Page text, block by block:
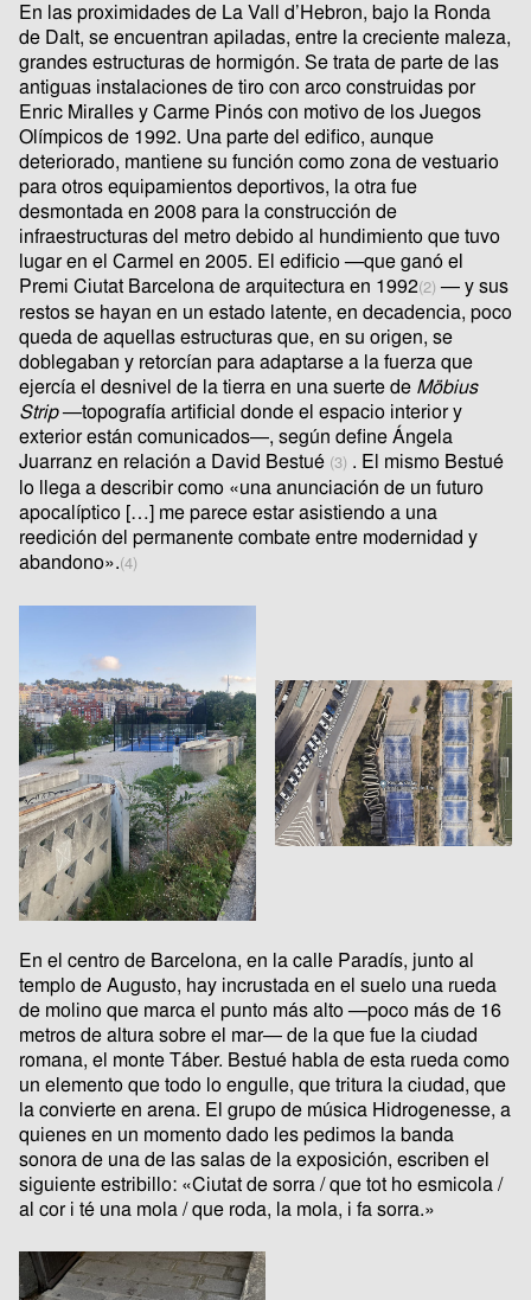
En las proximidades de La Vall d’Hebron, bajo la Ronda
de Dalt, se encuentran apiladas, entre la creciente maleza,
grandes estructuras de hormigón. Se trata de parte de las
antiguas instalaciones de tiro con arco construidas por
Enric Miralles y Carme Pinós con motivo de los Juegos
Olímpicos de 1992. Una parte del edifico, aunque
deteriorado, mantiene su función como zona de vestuario
para otros equipamientos deportivos, la otra fue
desmontada en 2008 para la construcción de
infraestructuras del metro debido al hundimiento que tuvo
lugar en el Carmel en 2005. El edificio —que ganó el
Premi Ciutat Barcelona de arquitectura en 1992(2) — y sus
restos se hayan en un estado latente, en decadencia, poco
queda de aquellas estructuras que, en su origen, se
doblegaban y retorcían para adaptarse a la fuerza que
ejercía el desnivel de la tierra en una suerte de Möbius
Strip—topografía artificial donde el espacio interior y
exterior están comunicados—, según define Ángela
Juarranz en relación a David Bestué (3) . El mismo Bestué
lo llega a describir como «una anunciación de un futuro
apocalíptico […] me parece estar asistiendo a una
reedición del permanente combate entre modernidad y
abandono».(4)
En el centro de Barcelona, en la calle Paradís, junto al
templo de Augusto, hay incrustada en el suelo una rueda
de molino que marca el punto más alto —poco más de 16
metros de altura sobre el mar— de la que fue la ciudad
romana, el monte Táber. Bestué habla de esta rueda como
un elemento que todo lo engulle, que tritura la ciudad, que
la convierte en arena. El grupo de música Hidrogenesse, a
quienes en un momento dado les pedimos la banda
sonora de una de las salas de la exposición, escriben el
siguiente estribillo: «Ciutat de sorra / que tot ho esmicola /
al cor i té una mola / que roda, la mola, i fa sorra.»